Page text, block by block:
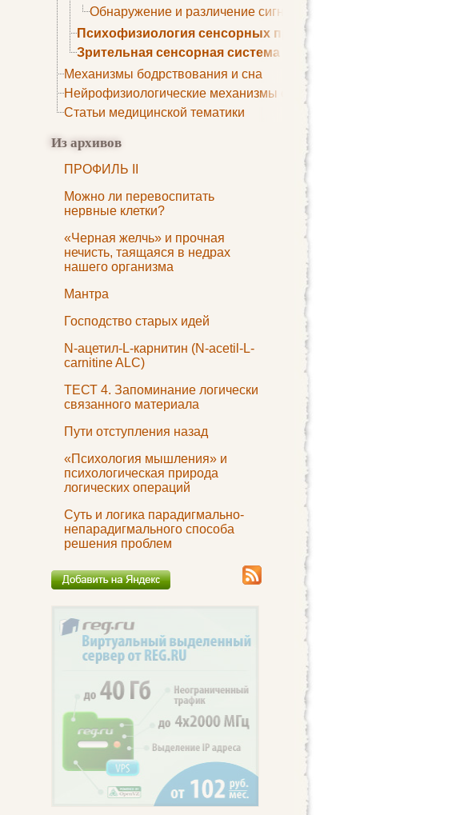
Обнаружение и различение сигналов. Сенсорная рецепция
Психофизиология сенсорных процессов
Зрительная сенсорная система
Механизмы бодрствования и сна
Нейрофизиологические механизмы сна
Статьи медицинской тематики
Из архивов
ПРОФИЛЬ II
Можно ли перевоспитать
нервные клетки?
«Черная желчь» и прочная
нечисть, таящаяся в недрах
нашего организма
Мантра
Господство старых идей
N-ацетил-L-карнитин (N-acetil-L-
carnitine ALC)
ТЕСТ 4. Запоминание логически
связанного материала
Пути отступления назад
«Психология мышления» и
психологическая природа
логических операций
Суть и логика парадигмально-
непарадигмального способа
решения проблем